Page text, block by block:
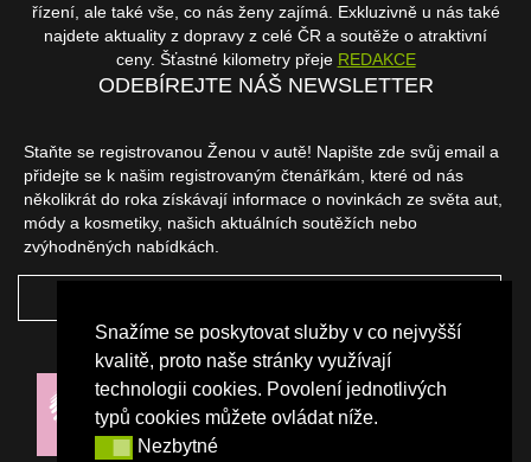
Snažíme se poskytovat služby v co nejvyšší
kvalitě, proto naše stránky využívají
technologii cookies. Povolení jednotlivých
typů cookies můžete ovládat níže.
NezbytnéNezbytné
řízení, ale také vše, co nás ženy zajímá. Exkluzivně u nás také
najdete aktuality z dopravy z celé ČR a soutěže o atraktivní
ceny. Šťastné kilometry přeje REDAKCE
ODEBÍREJTE NÁŠ NEWSLETTER
Staňte se registrovanou Ženou v autě! Napište zde svůj email a
přidejte se k našim registrovaným čtenářkám, které od nás
několikrát do roka získávají informace o novinkách ze světa aut,
módy a kosmetiky, našich aktuálních soutěžích nebo
zvýhodněných nabídkách.
NAŠI PARTNEŘI